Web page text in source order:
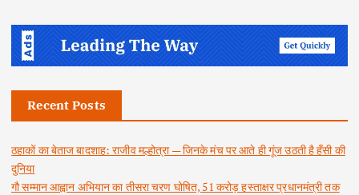
Recent Posts
ठहाकों का बेताज बादशाह: राजीव मल्होत्रा — जिनके मंच पर आते ही गूंज उठती है हँसी की
दुनिया
गौ सम्मान आह्वान अभियान का तीसरा चरण घोषित, 51 करोड़ हस्ताक्षर प्रधानमंत्री तक